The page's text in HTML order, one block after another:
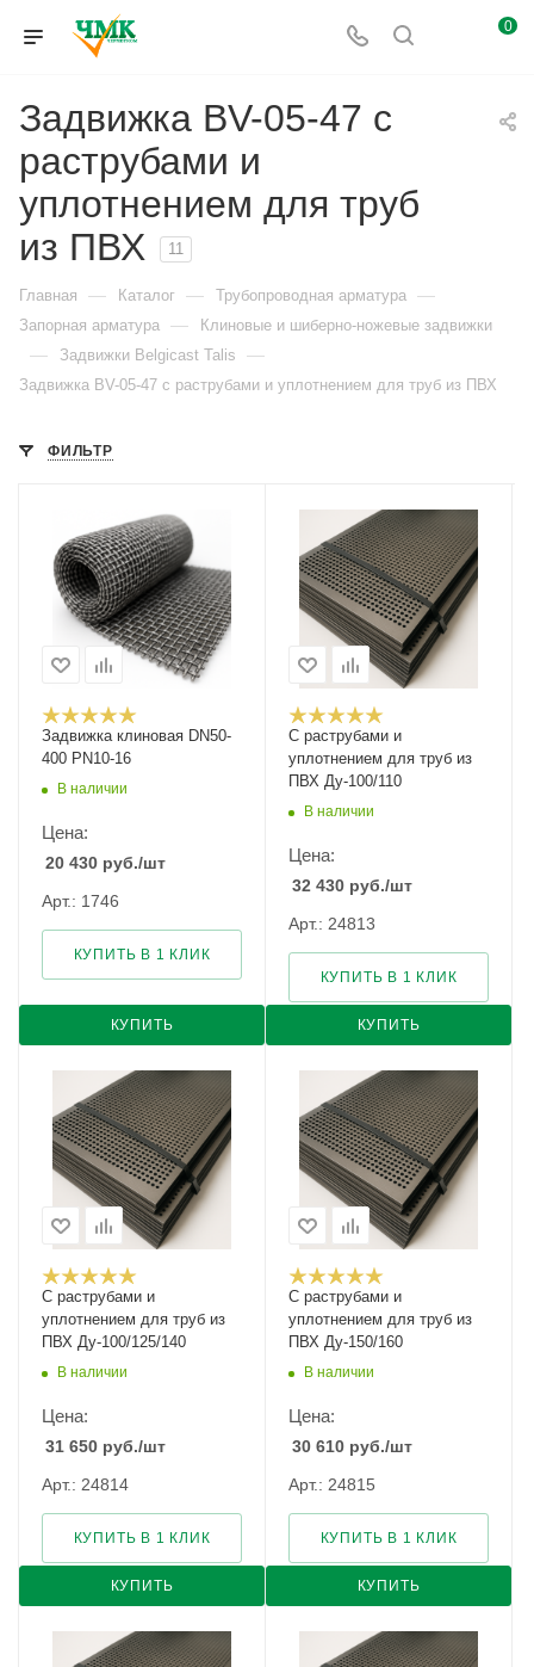
0
Задвижка BV-05-47 с
раструбами и
уплотнением для труб
из ПВХ
11
Главная — Каталог — Трубопроводная арматура —
Запорная арматура — Клиновые и шиберно-ножевые задвижки
— Задвижки Belgicast Talis —
Задвижка BV-05-47 с раструбами и уплотнением для труб из ПВХ
ФИЛЬТР
Задвижка клиновая DN50-
400 PN10-16
В наличии
Цена:
20 430 руб./шт
Арт.: 1746
КУПИТЬ
КУПИТЬ В 1 КЛИК
С раструбами и
уплотнением для труб из
ПВХ Ду-100/110
В наличии
Цена:
32 430 руб./шт
Арт.: 24813
КУПИТЬ
КУПИТЬ В 1 КЛИК
С раструбами и
уплотнением для труб из
ПВХ Ду-100/125/140
В наличии
Цена:
31 650 руб./шт
Арт.: 24814
КУПИТЬ
КУПИТЬ В 1 КЛИК
С раструбами и
уплотнением для труб из
ПВХ Ду-150/160
В наличии
Цена:
30 610 руб./шт
Арт.: 24815
КУПИТЬ
КУПИТЬ В 1 КЛИК